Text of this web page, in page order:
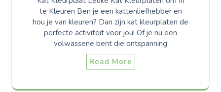
te Kleuren Ben je een kattenliefhebber en
hou je van kleuren? Dan zijn kat kleurplaten de
perfecte activiteit voor jou! Of je nu een
volwassene bent die ontspanning
Read More